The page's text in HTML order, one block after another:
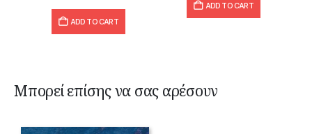
ADD TO CART
ADD TO CART
Μπορεί επίσης να σας αρέσουν